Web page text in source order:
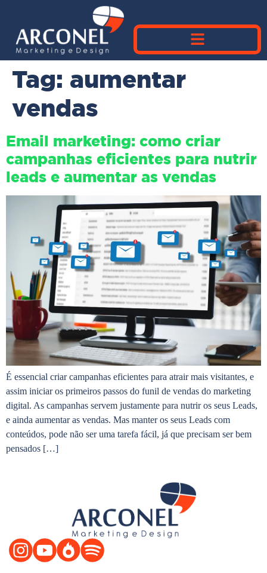
Tag: aumentar
vendas
Email marketing: como criar
campanhas eficientes para nutrir
leads e aumentar as vendas
É essencial criar campanhas eficientes para atrair mais visitantes, e
assim iniciar os primeiros passos do funil de vendas do marketing
digital. As campanhas servem justamente para nutrir os seus Leads,
e ainda aumentar as vendas. Mas manter os seus Leads com
conteúdos, pode não ser uma tarefa fácil, já que precisam ser bem
pensados […]